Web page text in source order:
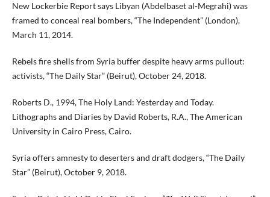
New Lockerbie Report says Libyan (Abdelbaset al-Megrahi) was
framed to conceal real bombers, “The Independent” (London),
March 11, 2014.
Rebels fire shells from Syria buffer despite heavy arms pullout:
activists, “The Daily Star” (Beirut), October 24, 2018.
Roberts D., 1994, The Holy Land: Yesterday and Today.
Lithographs and Diaries by David Roberts, R.A., The American
University in Cairo Press, Cairo.
Syria offers amnesty to deserters and draft dodgers, “The Daily
Star” (Beirut), October 9, 2018.